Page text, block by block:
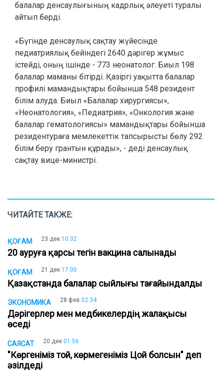
балалар денсаулығының кадрлық әлеуеті туралы
айтып берді.
«Бүгінде денсаулық сақтау жүйесінде
педиатриялық бейіндегі 2640 дәрігер жұмыс
істейді, оның ішінде - 773 неонатолог. Биыл 198
балалар маманы бітірді. Қазіргі уақытта балалар
профилі мамандықтары бойынша 548 резидент
білім алуда. Биыл «Балалар хирургиясы»,
«Неонатология», «Педиатрия», «Онкология және
балалар гематологиясы» мамандықтары бойынша
резидентураға мемлекеттік тапсырысты бөлу 292
білім беру грантын құрады», - деді денсаулық
сақтау вице-министрі.
ЧИТАЙТЕ ТАКЖЕ:
ҚОҒАМ 23 дек 10:32
20 ауруға қарсы тегін вакцина салынады
ҚОҒАМ 21 дек 17:00
Қазақстанда балалар сыйлығы тағайындалды
ЭКОНОМИКА 28 фев 02:34
Дәрігерлер мен медбикелердің жалақысы
өседі
САЯСАТ 20 дек 01:56
"Көргеніміз той, көрмегеніміз Цой болсын" деп
әзілдеді